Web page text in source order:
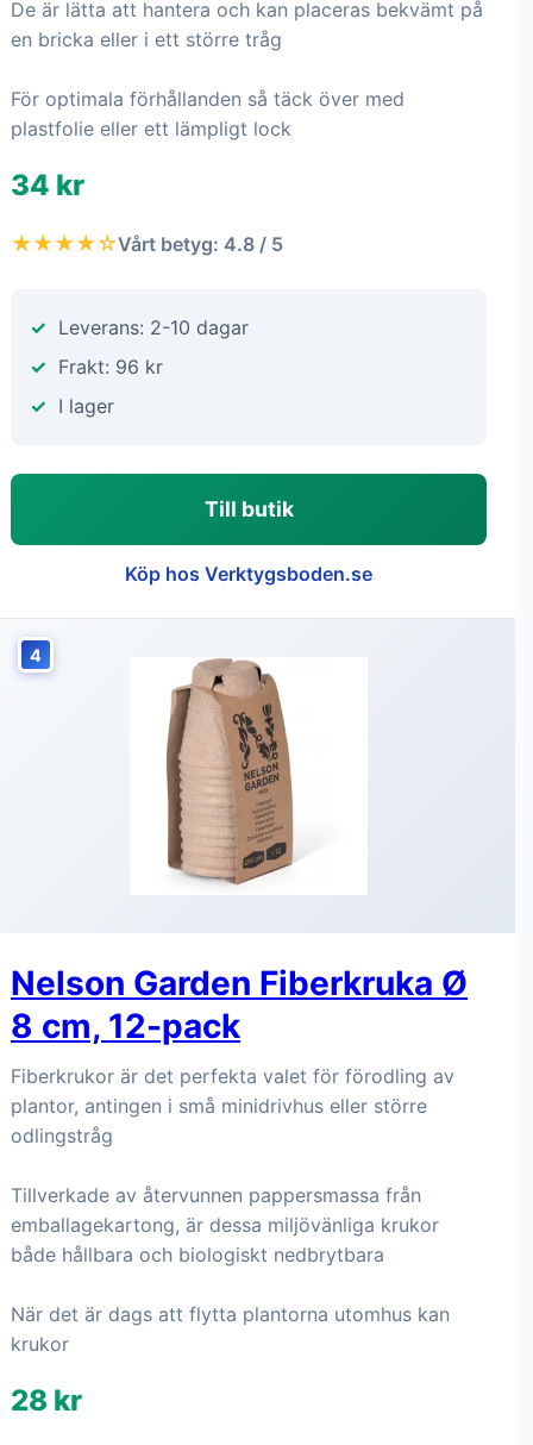
De är lätta att hantera och kan placeras bekvämt på
en bricka eller i ett större tråg
För optimala förhållanden så täck över med
plastfolie eller ett lämpligt lock
34 kr
★★★★☆Vårt betyg: 4.8 / 5
Leverans: 2-10 dagar
Frakt: 96 kr
I lager
Till butik
Köp hos Verktygsboden.se
4
Nelson Garden Fiberkruka Ø
8 cm, 12-pack
Fiberkrukor är det perfekta valet för förodling av
plantor, antingen i små minidrivhus eller större
odlingstråg
Tillverkade av återvunnen pappersmassa från
emballagekartong, är dessa miljövänliga krukor
både hållbara och biologiskt nedbrytbara
När det är dags att flytta plantorna utomhus kan
krukor
28 kr